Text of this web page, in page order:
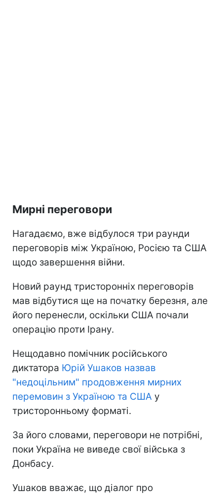
Мирні переговори
Нагадаємо, вже відбулося три раунди
переговорів між Україною, Росією та США
щодо завершення війни.
Новий раунд тристоронніх переговорів
мав відбутися ще на початку березня, але
його перенесли, оскільки США почали
операцію проти Ірану.
Нещодавно помічник російського
диктатора Юрій Ушаков назвав
"недоцільним" продовження мирних
перемовин з Україною та США у
тристоронньому форматі.
За його словами, переговори не потрібні,
поки Україна не виведе свої війська з
Донбасу.
Ушаков вважає, що діалог про